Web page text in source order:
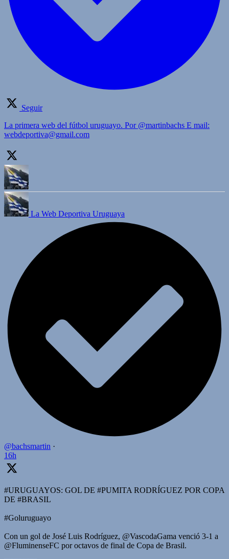
Seguir
La primera web del fútbol uruguayo. Por @martinbachs E mail:
webdeportiva@gmail.com
La Web Deportiva Uruguaya
@bachsmartin ·
16h
#URUGUAYOS: GOL DE #PUMITA RODRÍGUEZ POR COPA
DE #BRASIL
#Goluruguayo
Con un gol de José Luis Rodríguez, @VascodaGama venció 3-1 a
@FluminenseFC por octavos de final de Copa de Brasil.